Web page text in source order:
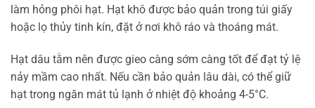
làm hỏng phôi hạt. Hạt khô được bảo quản trong túi giấy
hoặc lọ thủy tinh kín, đặt ở nơi khô ráo và thoáng mát.
Hạt dâu tằm nên được gieo càng sớm càng tốt để đạt tỷ lệ
nảy mầm cao nhất. Nếu cần bảo quản lâu dài, có thể giữ
hạt trong ngăn mát tủ lạnh ở nhiệt độ khoảng 4-5°C.